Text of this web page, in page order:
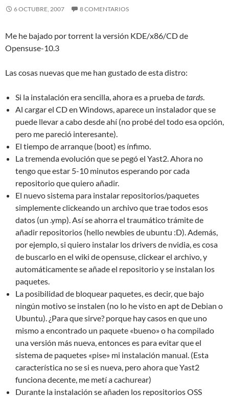
6 OCTUBRE, 2007 8 COMENTARIOS
Me he bajado por torrent la versión KDE/x86/CD de
Opensuse-10.3
Las cosas nuevas que me han gustado de esta distro:
Si la instalación era sencilla, ahora es a prueba detards.
Al cargar el CD en Windows, aparece un instalador que se
puede llevar a cabo desde ahí (no probé del todo esa opción,
pero me pareció interesante).
El tiempo de arranque (boot) es ínfimo.
La tremenda evolución que se pegó el Yast2. Ahora no
tengo que estar 5-10 minutos esperando por cada
repositorio que quiero añadir.
El nuevo sistema para instalar repositorios/paquetes
simplemente clickeando un archivo que trae todos esos
datos (un .ymp). Así se ahorra el traumático trámite de
añadir repositorios (hello newbies de ubuntu :D). Además,
por ejemplo, si quiero instalar los drivers de nvidia, es cosa
de buscarlo en el wiki de opensuse, clickear el archivo, y
automáticamente se añade el repositorio y se instalan los
paquetes.
La posibilidad de bloquear paquetes, es decir, que bajo
ningún motivo se instalen (no lo he visto en apt de Debian o
Ubuntu). ¿Para que sirve? porque hay casos en que uno
mismo a encontrado un paquete «bueno» o ha compilado
una versión más nueva, entonces es para evitar que el
sistema de paquetes «pise» mi instalación manual. (Esta
característica no se si es nueva, pero ahora que Yast2
funciona decente, me metí a cachurear)
Durante la instalación se añaden los repositorios OSS